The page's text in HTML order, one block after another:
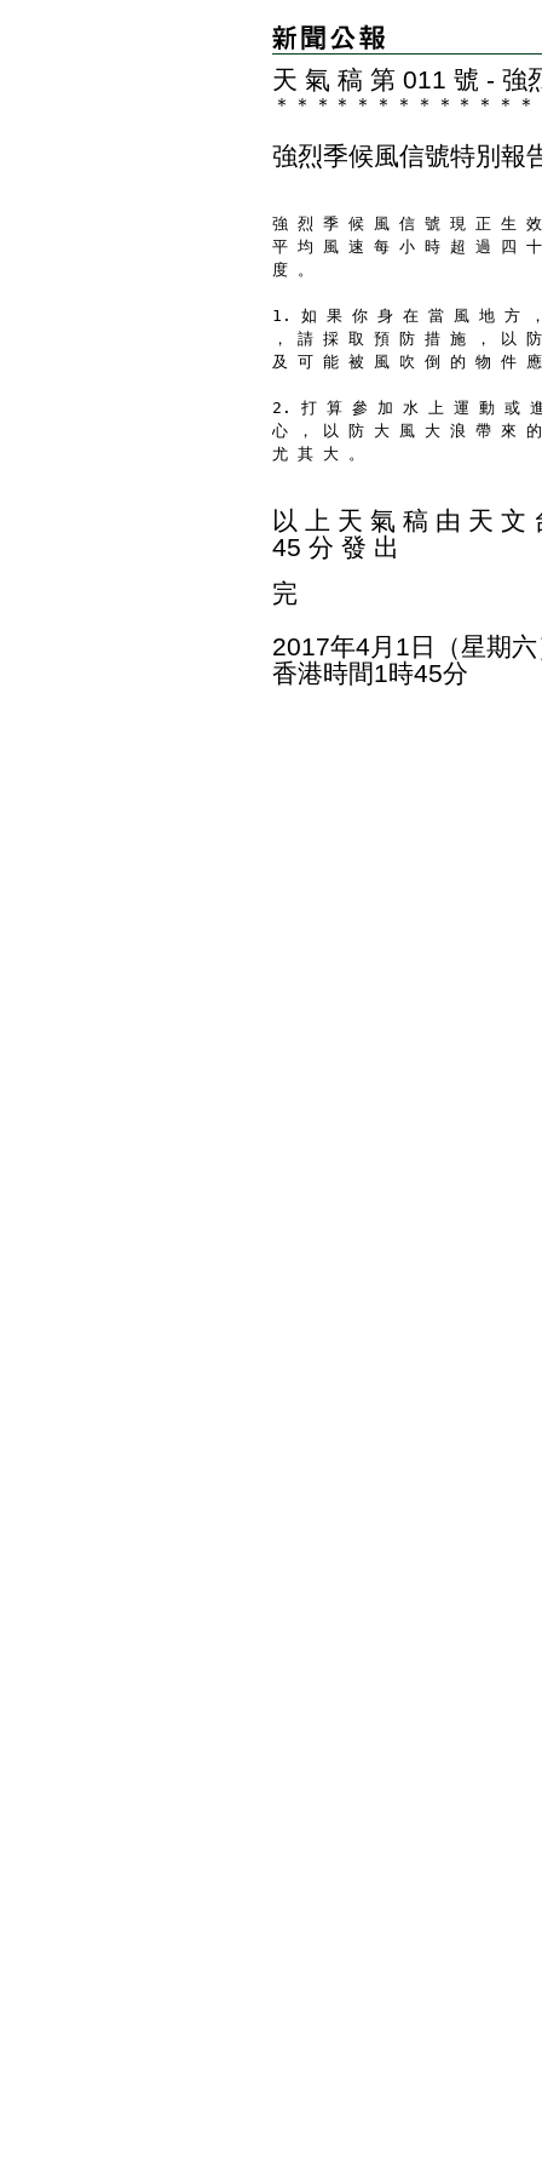
天 氣 稿 第 011 號 - 強
＊ ＊ ＊ ＊ ＊ ＊ ＊ ＊ ＊ ＊ ＊ ＊ ＊
強烈季候風信號特別報
強 烈 季 候 風 信 號 現 正 生
平 均 風 速 每 小 時 超 過 四
度 。
1. 如 果 你 身 在 當 風 地 方
， 請 採 取 預 防 措 施 ， 以
及 可 能 被 風 吹 倒 的 物 件
2. 打 算 參 加 水 上 運 動 或
心 ， 以 防 大 風 大 浪 帶 來
尤 其 大 。
以 上 天 氣 稿 由 天 文
45 分 發 出
完
2017年4月1日（星期
香港時間1時45分